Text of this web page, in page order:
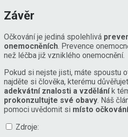
Závěr
Očkování je jediná spolehlivá
onemocněních. Prevence
než léčba již vzniklého onemocnění.
Pokud si nejste jisti, máte spoustu
najděte si člověka, kterému
adekvátní znalosti a vzděláník
prokonzultujte své obavy. Náš
pomoci uvědomit si místo
Zdroje: